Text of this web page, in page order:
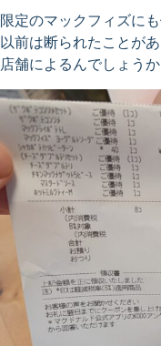
限定のマックフィズに
以前は断られたことが
店舗によるんでしょうか